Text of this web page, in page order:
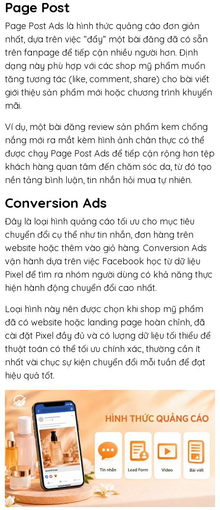
Page Post
Page Post Ads là hình thức quảng cáo đơn giản
nhất, dựa trên việc “đẩy” một bài đăng đã có sẵn
trên fanpage để tiếp cận nhiều người hơn. Định
dạng này phù hợp với các shop mỹ phẩm muốn
tăng tương tác (like, comment, share) cho bài viết
giới thiệu sản phẩm mới hoặc chương trình khuyến
mãi.
Ví dụ, một bài đăng review sản phẩm kem chống
nắng mới ra mắt kèm hình ảnh chân thực có thể
được chạy Page Post Ads để tiếp cận rộng hơn tệp
khách hàng quan tâm đến chăm sóc da, từ đó tạo
nền tảng bình luận, tin nhắn hỏi mua tự nhiên.
Conversion Ads
Đây là loại hình quảng cáo tối ưu cho mục tiêu
chuyển đổi cụ thể như tin nhắn, đơn hàng trên
website hoặc thêm vào giỏ hàng. Conversion Ads
vận hành dựa trên việc Facebook học từ dữ liệu
Pixel để tìm ra nhóm người dùng có khả năng thực
hiện hành động chuyển đổi cao nhất.
Loại hình này nên được chọn khi shop mỹ phẩm
đã có website hoặc landing page hoàn chỉnh, đã
cài đặt Pixel đầy đủ và có lượng dữ liệu tối thiểu để
thuật toán có thể tối ưu chính xác, thường cần ít
nhất vài chục sự kiện chuyển đổi mỗi tuần để đạt
hiệu quả tốt.